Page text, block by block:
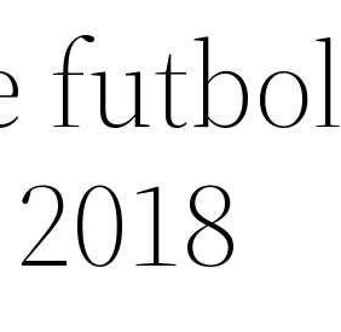
futbol